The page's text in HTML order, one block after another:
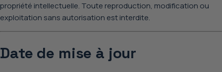
propriété intellectuelle. Toute reproduction, modification ou
exploitation sans autorisation est interdite.
Date de mise à jour